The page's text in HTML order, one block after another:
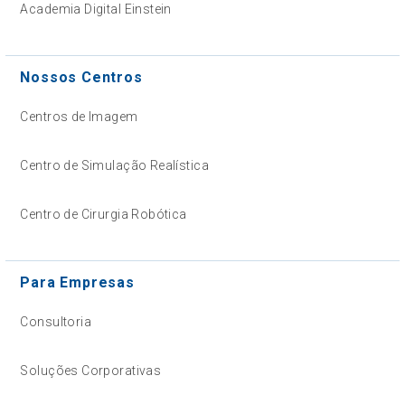
Academia Digital Einstein
Nossos Centros
Centros de Imagem
Centro de Simulação Realística
Centro de Cirurgia Robótica
Para Empresas
Consultoria
Soluções Corporativas